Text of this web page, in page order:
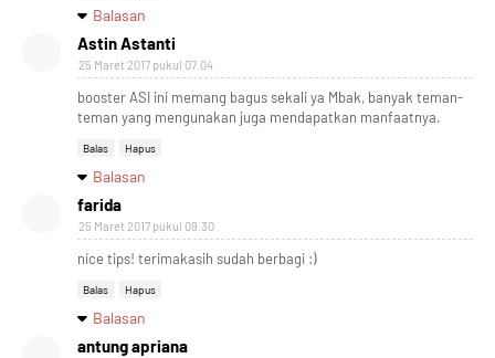
Balasan
Astin Astanti
25 Maret 2017 pukul 07.04
booster ASI ini memang bagus sekali ya Mbak, banyak teman-
teman yang mengunakan juga mendapatkan manfaatnya.
Balas Hapus
Balasan
farida
25 Maret 2017 pukul 09.30
nice tips! terimakasih sudah berbagi :)
Balas Hapus
Balasan
antung apriana